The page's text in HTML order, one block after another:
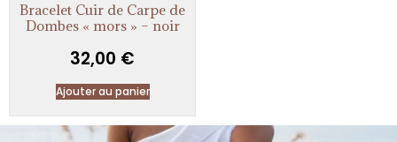
Bracelet Cuir de Carpe de
Dombes « mors » – noir
32,00 €
Ajouter au panier